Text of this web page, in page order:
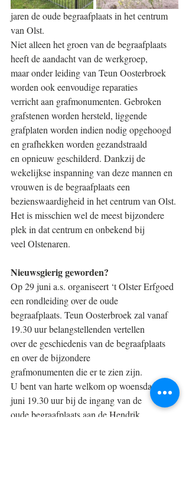
jaren de oude begraafplaats in het centrum
van Olst.
Niet alleen het groen van de begraafplaats
heeft de aandacht van de werkgroep,
maar onder leiding van Teun Oosterbroek
worden ook eenvoudige reparaties
verricht aan grafmonumenten. Gebroken
grafstenen worden hersteld, liggende
grafplaten worden indien nodig opgehoogd
en grafhekken worden gezandstraald
en opnieuw geschilderd. Dankzij de
wekelijkse inspanning van deze mannen en
vrouwen is de begraafplaats een
bezienswaardigheid in het centrum van Olst.
Het is misschien wel de meest bijzondere
plek in dat centrum en onbekend bij
veel Olstenaren.
Nieuwsgierig geworden?
Op 29 juni a.s. organiseert ‘t Olster Erfgoed
een rondleiding over de oude
begraafplaats. Teun Oosterbroek zal vanaf
19.30 uur belangstellenden vertellen
over de geschiedenis van de begraafplaats
en over de bijzondere
grafmonumenten die er te zien zijn.
U bent van harte welkom op woensdag 29
juni 19.30 uur bij de ingang van de
oude begraafplaats aan de Hendrik